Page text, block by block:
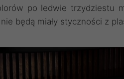
po ledwie trzydziestu
będą miały styczności z